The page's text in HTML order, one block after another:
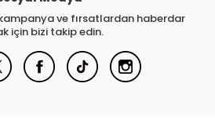
ve fırsatlardan haberdar
için bizi takip edin.